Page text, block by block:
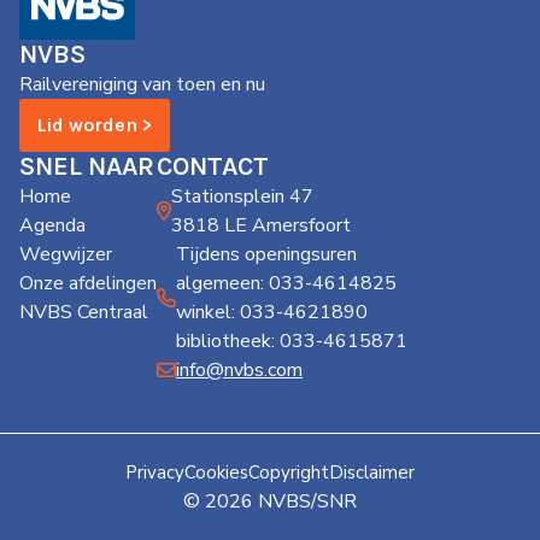
NVBS
Wegwijzer
Mijn
NVBS
NVBS
Railvereniging van toen en nu
Lid worden >
SNEL NAAR
Home
Agenda
Wegwijzer
Onze afdelingen
NVBS Centraal
CONTACT
Stationsplein 47
3818 LE Amersfoort
Tijdens openingsuren
algemeen: 033-4614825
winkel: 033-4621890
bibliotheek: 033-4615871
info@nvbs.com
© 2026 NVBS/SNR
PrivacyCookiesCopyrightDisclaimer